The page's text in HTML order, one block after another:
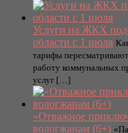
Услуги на ЖКХ
области с 1 июля
тарифы
работу коммунальных
услуг […]
«Отважное
вологжанам (6+)